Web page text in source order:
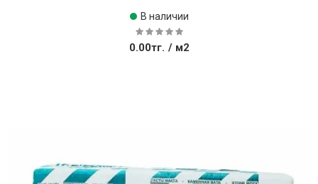
В наличии
0.00тг. / м2